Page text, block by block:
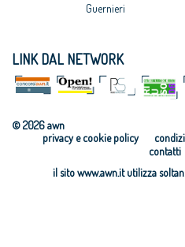
Guernieri
LINK DAL NETWORK
© 2026 awn
privacy e cookie policy
contatti
il sito www.awn.it utilizza